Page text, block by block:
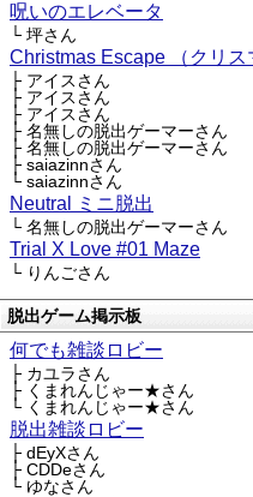
呪いのエレベータ
└ 坪さん
Christmas Escape （クリス
├ アイスさん
├ アイスさん
├ アイスさん
├ 名無しの脱出ゲーマーさん
├ 名無しの脱出ゲーマーさん
├ saiazinnさん
└ saiazinnさん
Neutral ミニ脱出
└ 名無しの脱出ゲーマーさん
Trial X Love #01 Maze
└ りんごさん
脱出ゲーム掲示板
何でも雑談ロビー
├ カユラさん
├ くまれんじゃー★さん
└ くまれんじゃー★さん
脱出雑談ロビー
├ dEyXさん
├ CDDeさん
└ ゆなさん